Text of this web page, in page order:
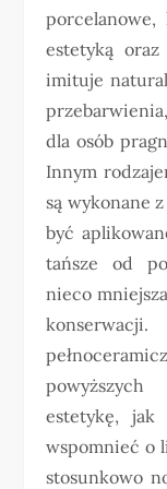
estetyką oraz
imituje
dla osób
Innym
są wykonane
być
tańsze od
nieco
estetykę, jak
wspomnieć o
stosunkowo